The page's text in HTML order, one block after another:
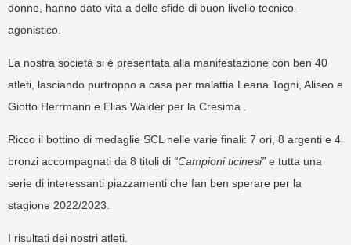
donne, hanno dato vita a delle sfide di buon livello tecnico-
agonistico.
La nostra società si è presentata alla manifestazione con ben 40
atleti, lasciando purtroppo a casa per malattia Leana Togni, Aliseo e
Giotto Herrmann e Elias Walder per la Cresima .
Ricco il bottino di medaglie SCL nelle varie finali: 7 ori, 8 argenti e 4
bronzi accompagnati da 8 titoli di “Campioni ticinesi” e tutta una
serie di interessanti piazzamenti che fan ben sperare per la
stagione 2022/2023.
I risultati dei nostri atleti.